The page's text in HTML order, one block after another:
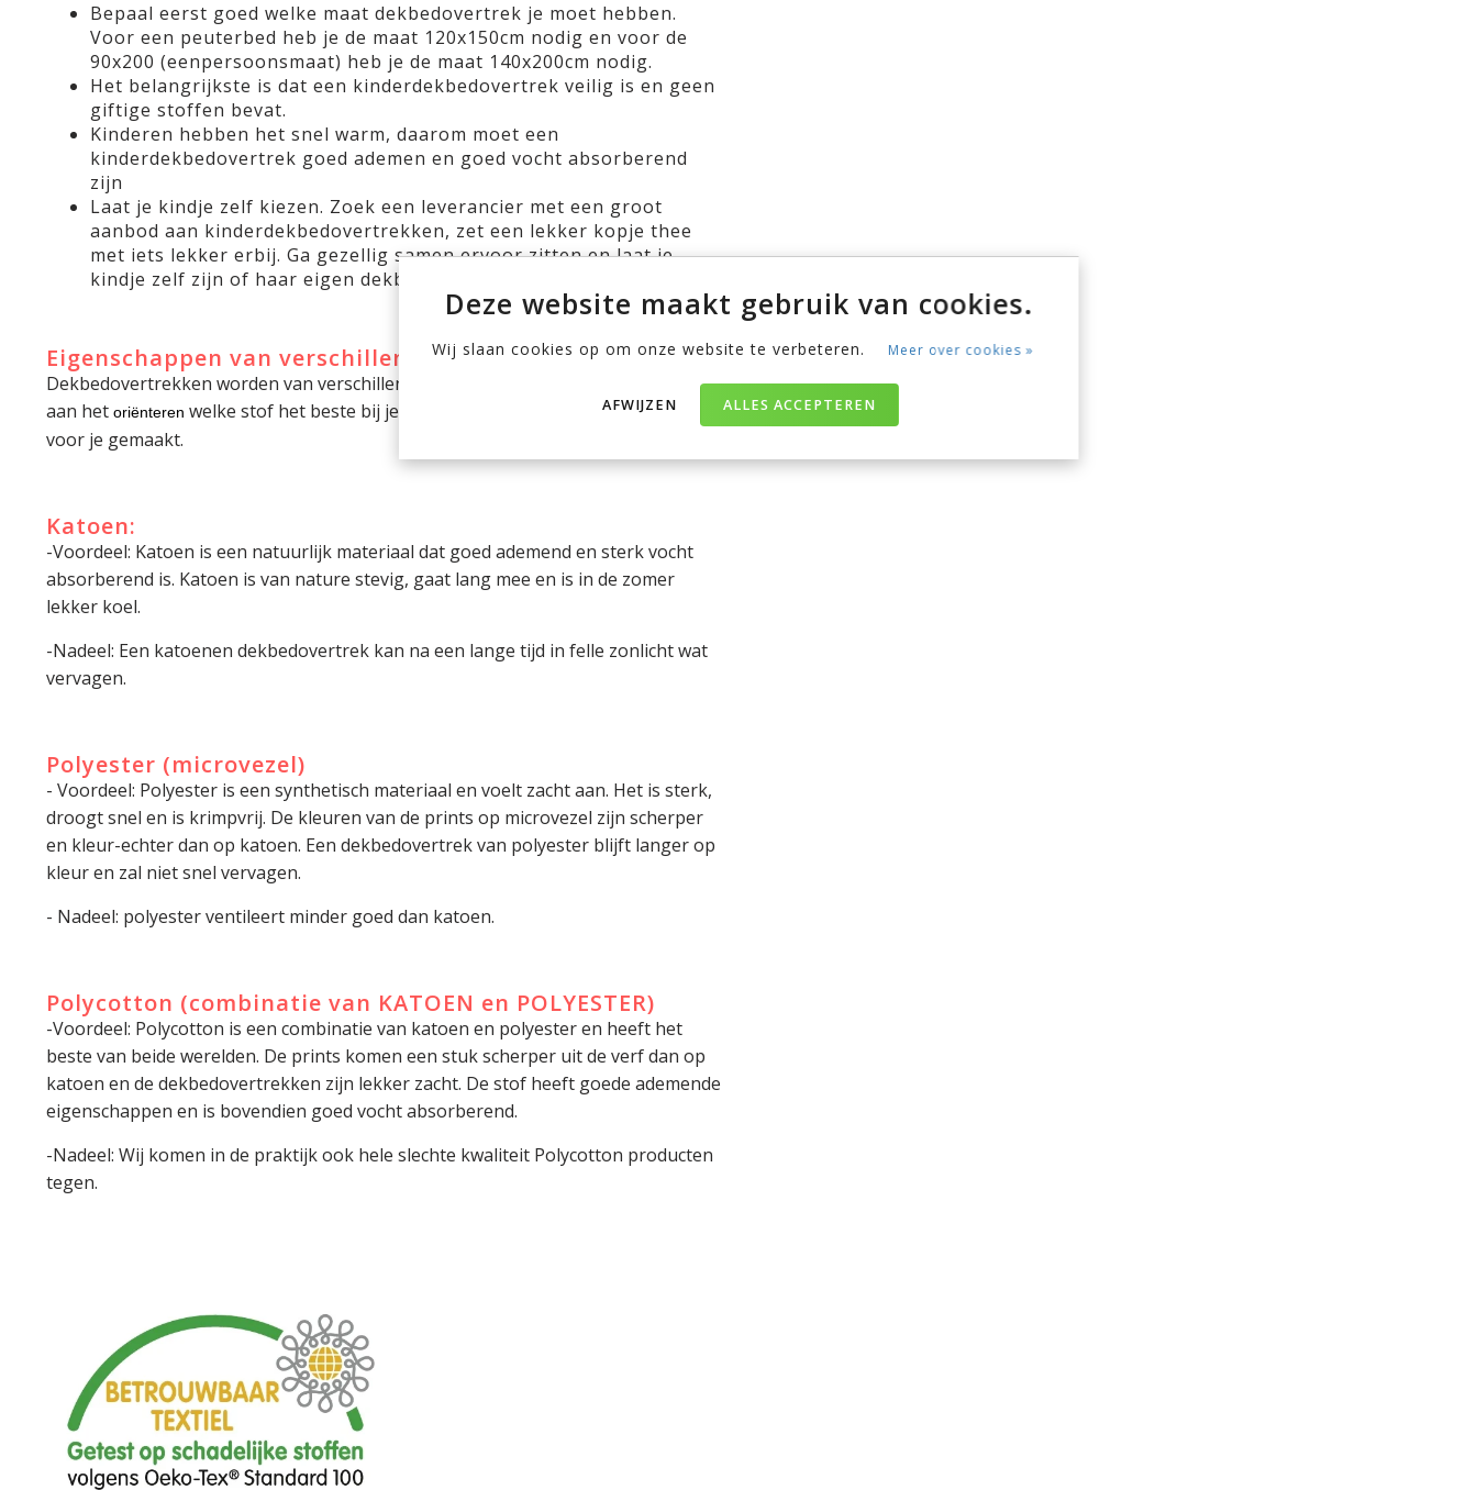
Bepaal eerst goed welke maat dekbedovertrek je moet hebben.
Voor een peuterbed heb je de maat 120x150cm nodig en voor de
90x200 (eenpersoonsmaat) heb je de maat 140x200cm nodig.
Het belangrijkste is dat een kinderdekbedovertrek veilig is en geen
giftige stoffen bevat.
Kinderen hebben het snel warm, daarom moet een
kinderdekbedovertrek goed ademen en goed vocht absorberend
zijn
Laat je kindje zelf kiezen. Zoek een leverancier met een groot
aanbod aan kinderdekbedovertrekken, zet een lekker kopje thee
met iets lekker erbij. Ga gezellig samen ervoor zitten en laat je
kindje zelf zijn of haar eigen dekbedovertrek kiezen.
Eigenschappen van verschillende materialen
Dekbedovertrekken worden van verschillende materialen gemaakt. Ben je nog
aan het oriënteren welke stof het beste bij je kindje past? Wij hebben een overzicht
voor je gemaakt.
Katoen:
-Voordeel: Katoen is een natuurlijk materiaal dat goed ademend en sterk vocht
absorberend is. Katoen is van nature stevig, gaat lang mee en is in de zomer
lekker koel.
-Nadeel: Een katoenen dekbedovertrek kan na een lange tijd in felle zonlicht wat
vervagen.
Polyester (microvezel)
- Voordeel: Polyester is een synthetisch materiaal en voelt zacht aan. Het is sterk,
droogt snel en is krimpvrij. De kleuren van de prints op microvezel zijn scherper
en kleur-echter dan op katoen. Een dekbedovertrek van polyester blijft langer op
kleur en zal niet snel vervagen.
- Nadeel: polyester ventileert minder goed dan katoen.
Polycotton (combinatie van KATOEN en POLYESTER)
-Voordeel: Polycotton is een combinatie van katoen en polyester en heeft het
beste van beide werelden. De prints komen een stuk scherper uit de verf dan op
katoen en de dekbedovertrekken zijn lekker zacht. De stof heeft goede ademende
eigenschappen en is bovendien goed vocht absorberend.
-Nadeel: Wij komen in de praktijk ook hele slechte kwaliteit Polycotton producten
tegen.
Deze website maakt gebruik van cookies.
Wij slaan cookies op om onze website te verbeteren. Meer over cookies »
ALLES ACCEPTEREN
AFWIJZEN